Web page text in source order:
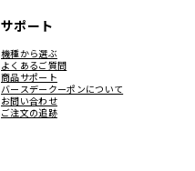
サポート
機種から選ぶ
よくあるご質問
商品サポート
バースデークーポンについて
お問い合わせ
ご注文の追跡